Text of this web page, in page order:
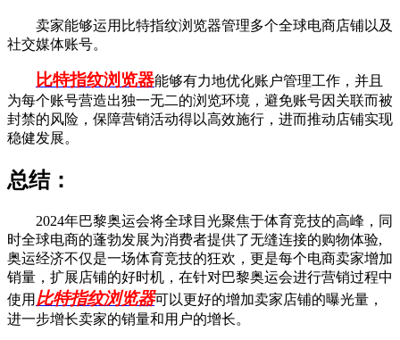
卖家能够运用比特指纹浏览器管理多个全球电商店铺以及
社交媒体账号。
比特指纹浏览器能够有力地优化账户管理工作，并且
为每个账号营造出独一无二的浏览环境，避免账号因关联而被
封禁的风险，保障营销活动得以高效施行，进而推动店铺实现
稳健发展。
总结：
2024年巴黎奥运会将全球目光聚焦于体育竞技的高峰，同
时全球电商的蓬勃发展为消费者提供了无缝连接的购物体验,
奥运经济不仅是一场体育竞技的狂欢，更是每个电商卖家增加
销量，扩展店铺的好时机，在针对巴黎奥运会进行营销过程中
使用 比特指纹浏览器可以更好的增加卖家店铺的曝光量，
进一步增长卖家的销量和用户的增长。